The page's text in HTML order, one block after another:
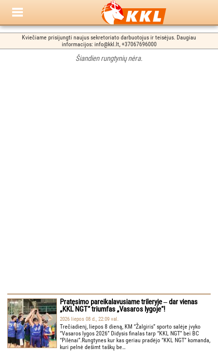
Kviečiame prisijungti naujus sekretoriato darbuotojus ir teisėjus. Daugiau
informacijos: info@kkl.lt, +37067696000
Šiandien rungtynių nėra.
Pratęsimo pareikalavusiame trileryje ‒ dar vienas
„KKL NGT“ triumfas „Vasaros lygoje“!
2026 liepos 08 d., 22:09 val.
Trečiadienį, liepos 8 dieną, KM “Žalgiris” sporto salėje įvyko
“Vasaros lygos 2026” Didysis finalas tarp “KKL NGT” bei BC
“Pilėnai”.Rungtynes kur kas geriau pradėjo “KKL NGT” komanda,
kuri pelnė dešimt taškų be…